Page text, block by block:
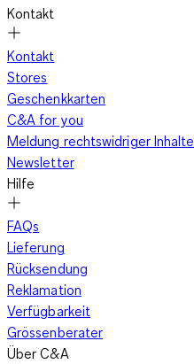
Kontakt
Kontakt
Stores
Geschenkkarten
C&A for you
Meldung rechtswidriger Inhalte
Newsletter
Hilfe
FAQs
Lieferung
Rücksendung
Reklamation
Verfügbarkeit
Grössenberater
Über C&A